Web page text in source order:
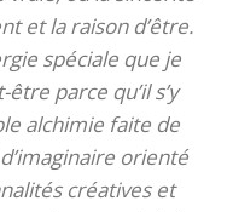
et la raison d’être.
spéciale que je
parce qu’il s’y
alchimie faite de
orienté
créatives et